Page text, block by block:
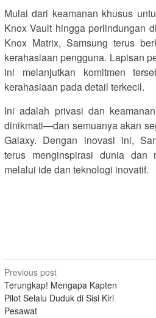
Mulai dari keamanan khusus
Knox Vault hingga perlindungan
Knox Matrix, Samsung terus
kerahasiaan pengguna. Lapisan
ini melanjutkan komitmen
kerahasiaan pada detail terkecil.
Ini adalah privasi dan
dinikmati—dan semuanya akan
Galaxy. Dengan inovasi ini,
terus menginspirasi dunia dan
melalui ide dan teknologi inovatif.
Post
navigation
Previous post
Terungkap! Mengapa Kapten
Pilot Selalu Duduk di Sisi Kiri
Pesawat